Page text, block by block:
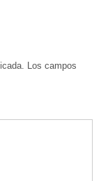
Los campos